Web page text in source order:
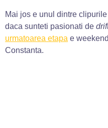
Mai jos e unul dintre
daca sunteti pasionati de
urmatoarea etapa e
Constanta.